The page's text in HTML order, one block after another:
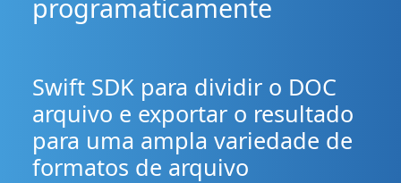
programaticamente
Swift SDK para dividir o DOC
arquivo e exportar o resultado
para uma ampla variedade de
formatos de arquivo